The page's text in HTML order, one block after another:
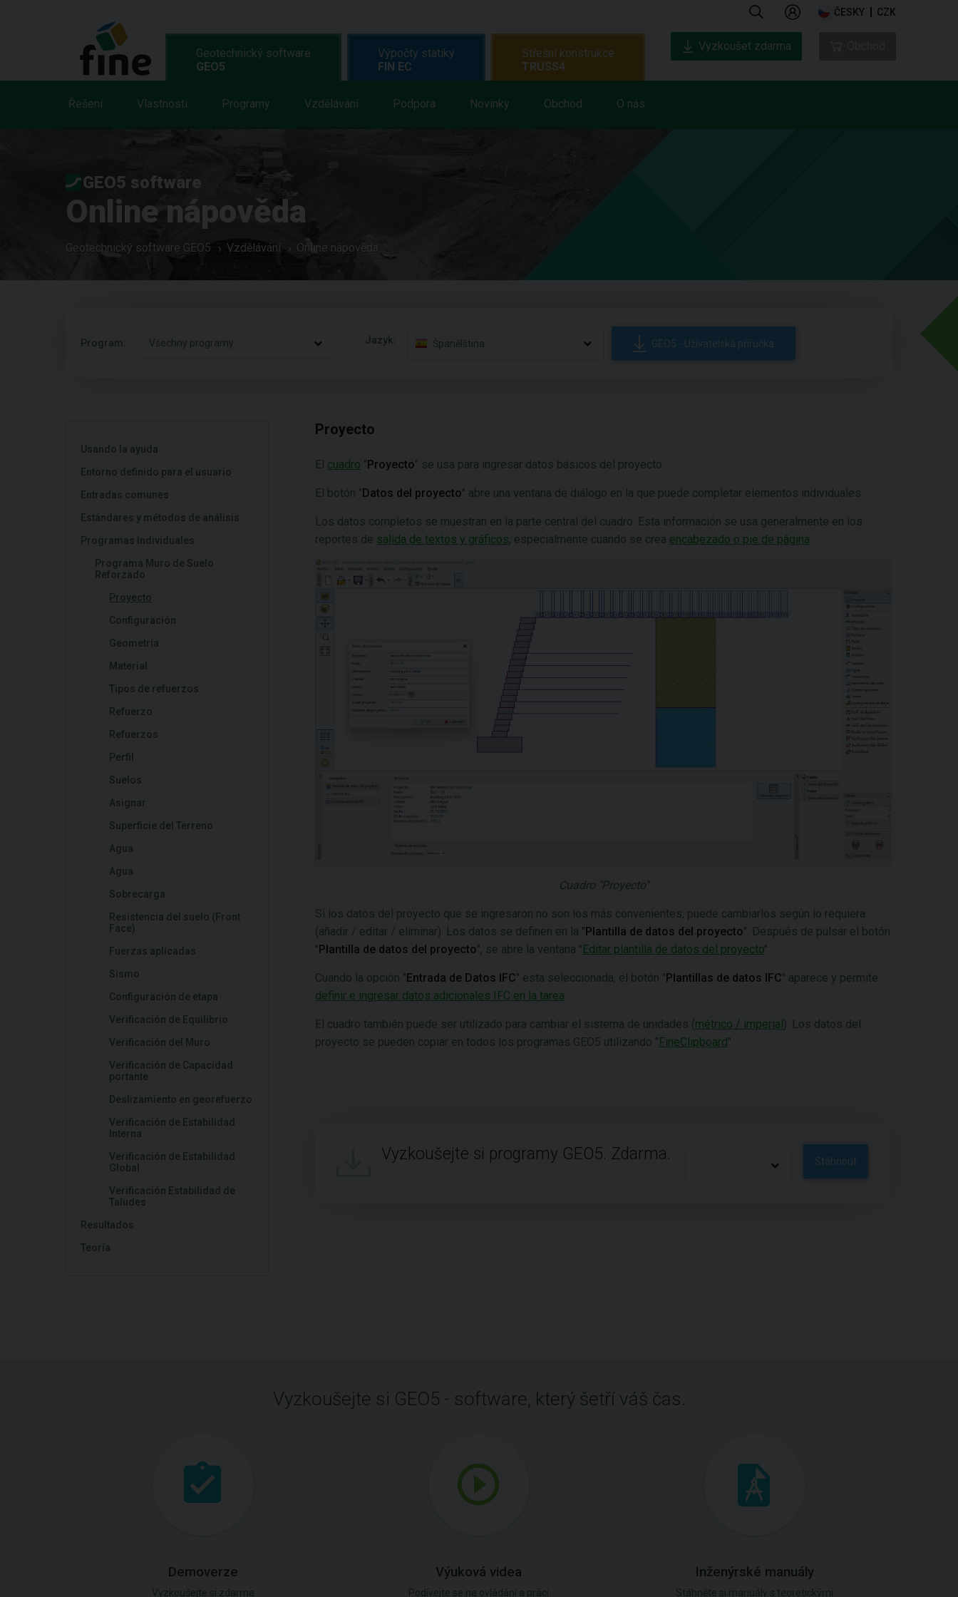
ČESKY CZK
Geotechnický software
GEO5
Řešení Vlastnosti Programy Vzdělávání Podpora Novinky Obchod O nás
Výpočty statiky
FIN EC
Střešní konstrukce
TRUSS4
Vyzkoušet zdarma
GEO5 software
Online nápověda
Geotechnický software GEO5 Vzdělávání Online nápověda
Program: Všechny programy Jazyk: Španělština GEO5 - Uživatelská příručka
Usando la ayuda
Entorno definido para el usuario
Entradas comunes
Estándares y métodos de análisis
Programas Individuales
Programa Muro de Suelo
Reforzado
Proyecto
Configuración
Geometría
Material
Tipos de refuerzos
Refuerzo
Refuerzos
Perfil
Suelos
Asignar
Superficie del Terreno
Agua
Agua
Sobrecarga
Resistencia del suelo (Front
Face)
Fuerzas aplicadas
Sismo
Configuración de etapa
Verificación de Equilibrio
Verificación del Muro
Verificación de Capacidad
portante
Deslizamiento en georefuerzo
Verificación de Estabilidad
Interna
Verificación de Estabilidad
Global
Verificación Estabilidad de
Taludes
Resultados
Teoría
Proyecto
El cuadro "Proyecto" se usa para ingresar datos básicos del proyecto.
El botón "Datos del proyecto" abre una ventana de diálogo en la que puede completar elementos individuales.
Los datos completos se muestran en la parte central del cuadro. Esta información se usa generalmente en los
reportes de salida de textos y gráficos, especialmente cuando se crea encabezado o pie de página
Cuadro "Proyecto"
Si los datos del proyecto que se ingresaron no son los más convenientes, puede cambiarlos según lo requiera
(añadir / editar / eliminar). Los datos se definen en la " Plantilla de datos del proyecto". Después de pulsar el botón
" Plantilla de datos del proyecto", se abre la ventana " Editar plantilla de datos del proyecto".
Cuando la opción " Entrada de Datos IFC" esta seleccionada, el botón " Plantillas de datos IFC" aparece y permite
definir e ingresar datos adicionales IFC en la tarea
El cuadro también puede ser utilizado para cambiar el sistema de unidades ( métrico / imperial ). Los datos del
proyecto se pueden copiar en todos los programas GEO5 utilizando " FineClipboard".
Vyzkoušejte si programy GEO5. Zdarma. Stáhnout
Vyzkoušejte si GEO5 - software, který šetří váš čas.
Demoverze Výuková videa Inženýrské manuály